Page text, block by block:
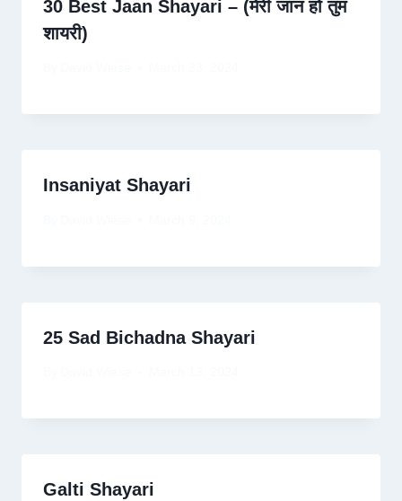
30 Best Jaan Shayari – (मेरी जान हो तुम
शायरी)
Insaniyat Shayari
25 Sad Bichadna Shayari
Galti Shayari